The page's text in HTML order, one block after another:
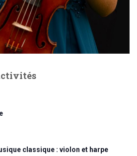
classique : violon et harpe